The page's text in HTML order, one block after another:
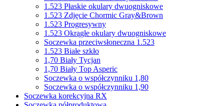
1.523 Płaskie okulary dwuogniskowe
1.523 Zdjęcie Chormic Gray&Brown
1.523 Progresywny
1.523 Okrągłe okulary dwuogniskowe
Soczewka przeciwsłoneczna 1.523
1.523 Białe szkło
1,70 Biały Tycjan
1,70 Biały Top Asperic
Soczewka o współczynniku 1,80
Soczewka o współczynniku 1,90
Soczewka korekcyjna RX